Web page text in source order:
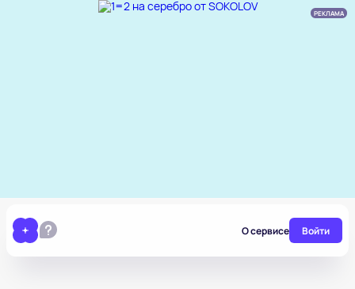
РЕКЛАМА
О сервисе Войти